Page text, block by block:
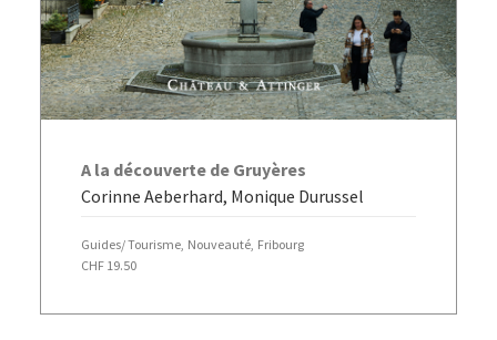
A la découverte de Gruyères
Corinne Aeberhard, Monique Durussel
Guides/ Tourisme, Nouveauté, Fribourg
CHF 19.50